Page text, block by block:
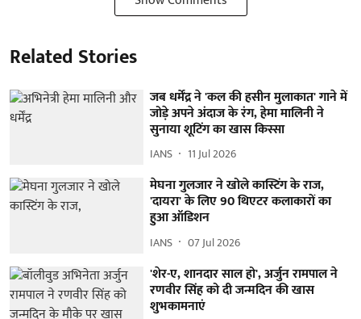
Related Stories
जब धर्मेंद्र ने 'कल की हसीन मुलाकात' गाने में
जोड़े अपने अंदाज के रंग, हेमा मालिनी ने
सुनाया शूटिंग का खास किस्सा
IANS 11 Jul 2026
मेघना गुलजार ने खोले कास्टिंग के राज,
'दायरा' के लिए 90 थिएटर कलाकारों का
हुआ ऑडिशन
IANS 07 Jul 2026
'शेर-ए, शानदार साल हो', अर्जुन रामपाल ने
रणवीर सिंह को दी जन्मदिन की खास
शुभकामनाएं